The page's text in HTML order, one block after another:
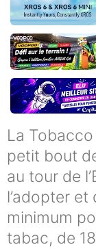
La
petit bout
au tour de
l’adopter et
minimum
tabac, de